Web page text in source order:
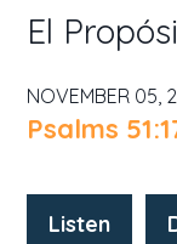
El
NOVEMBER 05,
Psalms
Listen